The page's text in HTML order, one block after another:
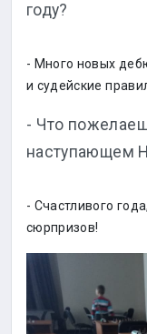
году?
- Много новых
и судейские
- Что
наступающем
- Счастливого
сюрпризов!